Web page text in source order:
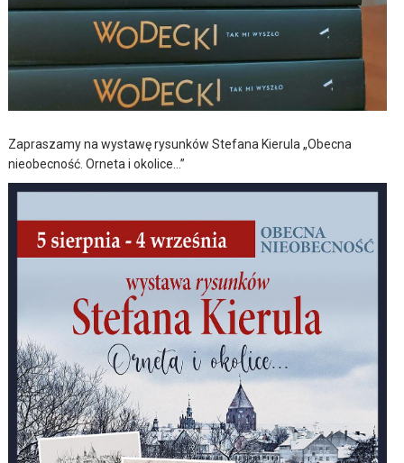
Zapraszamy na wystawę rysunków Stefana Kierula „Obecna
nieobecność. Orneta i okolice…”